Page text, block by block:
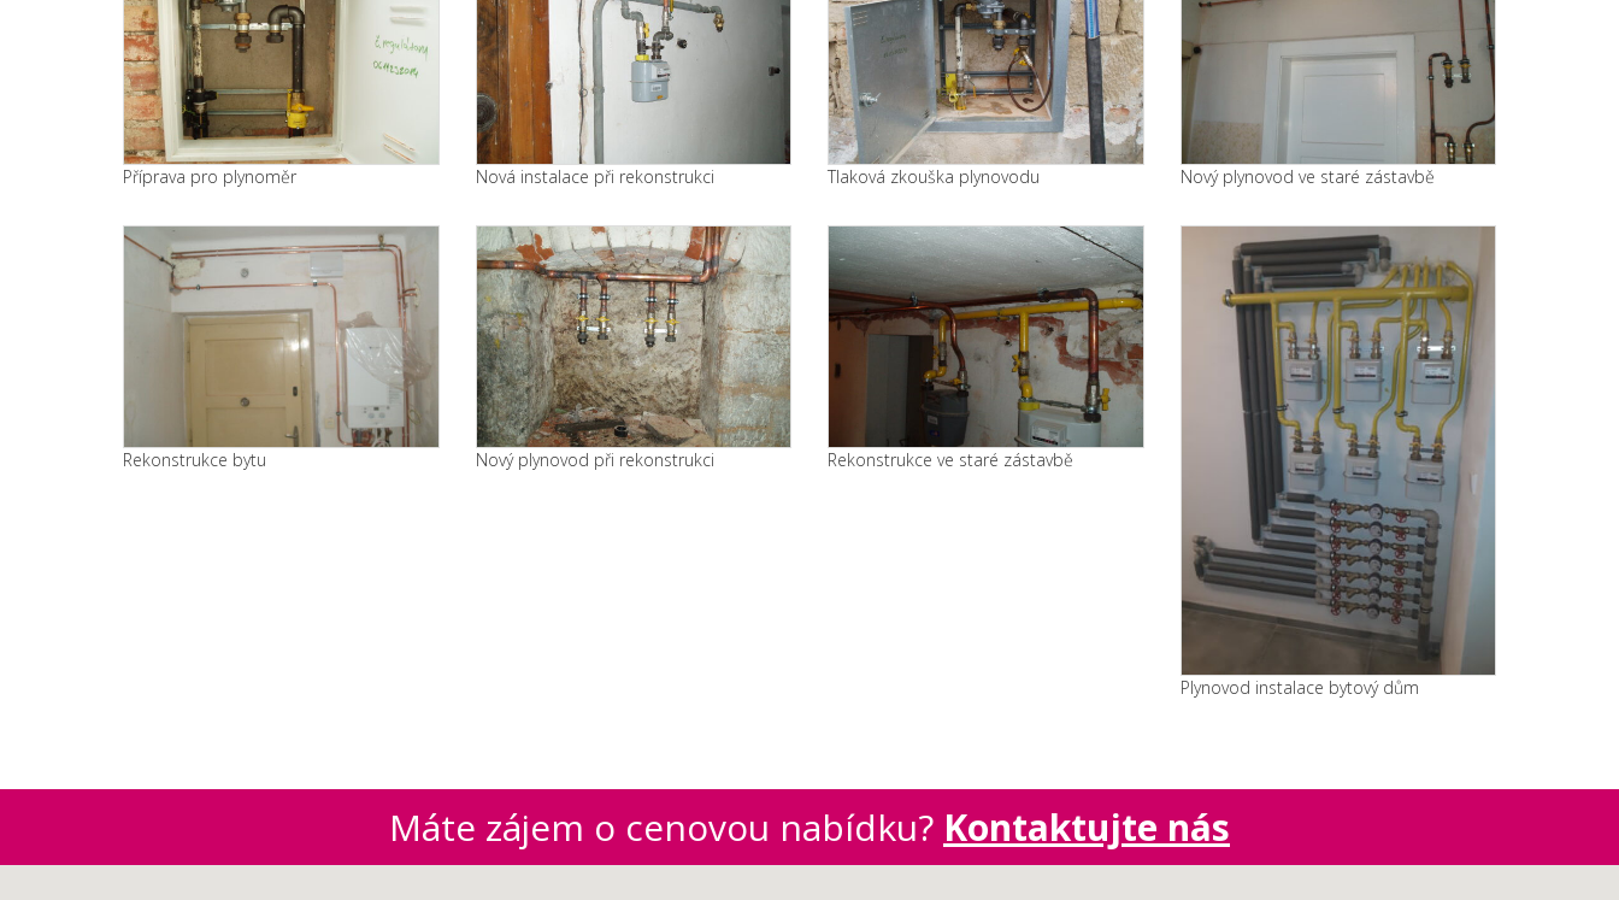
Příprava pro plynoměr Nová instalace při rekonstrukci Tlaková zkouška plynovodu Nový plynovod ve staré zástavbě
Rekonstrukce bytu Nový plynovod při rekonstrukci Rekonstrukce ve staré zástavbě
Plynovod instalace bytový dům
Máte zájem o cenovou nabídku? Kontaktujte nás